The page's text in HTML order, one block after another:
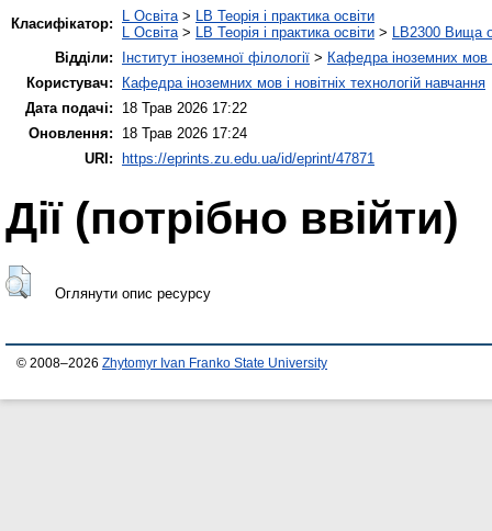
Класифікатор:
L Освіта> LB Теорія і практика освіти
L Освіта> LB Теорія і практика освіти > LB2300 Вища
Відділи:
Інститут іноземної філології > Кафедра іноземних мов
Користувач:
Кафедра іноземних мов і новітніх технологій навчання
Дата подачі:
18 Трав 2026 17:22
Оновлення:
18 Трав 2026 17:24
URI:
https://eprints.zu.edu.ua/id/eprint/47871
Дії ​​(потрібно ввійти)
Оглянути опис ресурсу
© 2008–2026 Zhytomyr Ivan Franko State University